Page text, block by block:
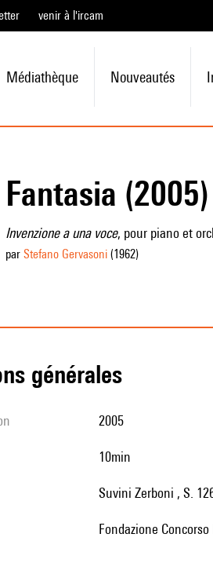
venir à l'ircam
Médiathèque Nouveautés
Fantasia (2005)
Invenzione a una voce, pour piano et
par Stefano Gervasoni(1962)
générales
2005
10min
Suvini Zerboni , S.
Fondazione